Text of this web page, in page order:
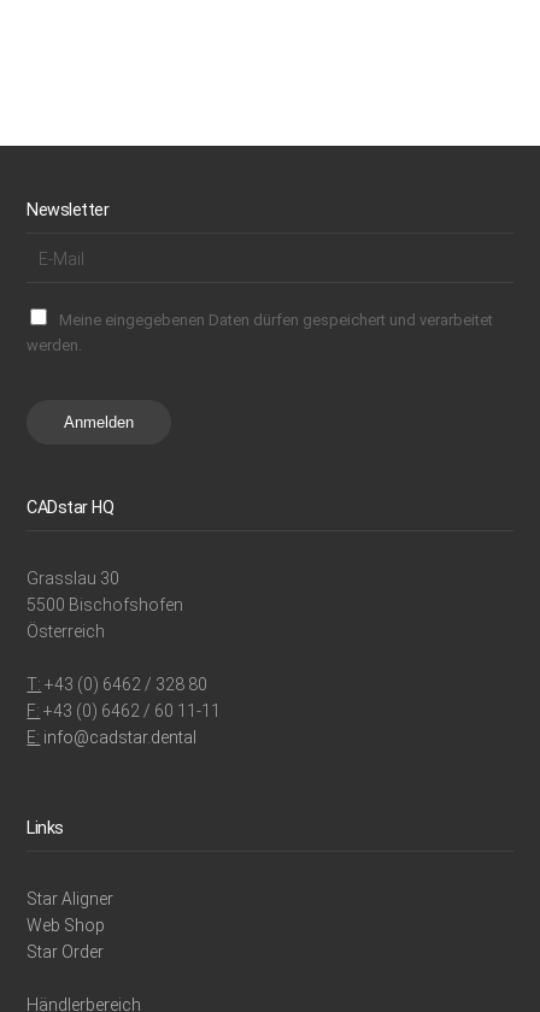
Newsletter
Meine eingegebenen Daten dürfen gespeichert und verarbeitet
werden.
Anmelden
CADstar HQ
Grasslau 30
5500 Bischofshofen
Österreich
T: +43 (0) 6462 / 328 80
F: +43 (0) 6462 / 60 11-11
E: info@cadstar.dental
Links
Star Aligner
Web Shop
Star Order
Händlerbereich